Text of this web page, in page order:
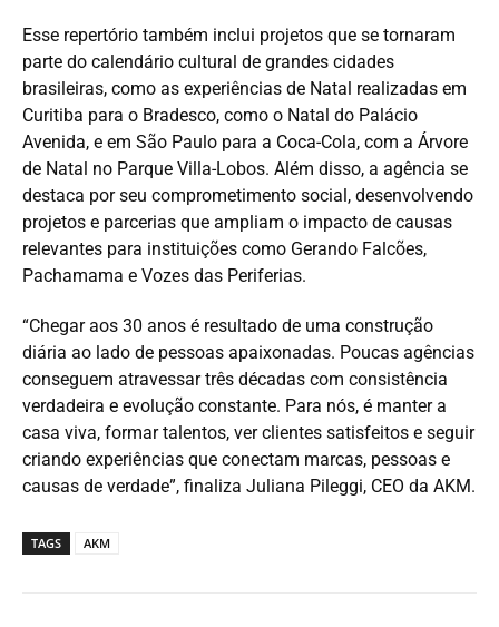
Esse repertório também inclui projetos que se tornaram
parte do calendário cultural de grandes cidades
brasileiras, como as experiências de Natal realizadas em
Curitiba para o Bradesco, como o Natal do Palácio
Avenida, e em São Paulo para a Coca-Cola, com a Árvore
de Natal no Parque Villa-Lobos. Além disso, a agência se
destaca por seu comprometimento social, desenvolvendo
projetos e parcerias que ampliam o impacto de causas
relevantes para instituições como Gerando Falcões,
Pachamama e Vozes das Periferias.
“Chegar aos 30 anos é resultado de uma construção
diária ao lado de pessoas apaixonadas. Poucas agências
conseguem atravessar três décadas com consistência
verdadeira e evolução constante. Para nós, é manter a
casa viva, formar talentos, ver clientes satisfeitos e seguir
criando experiências que conectam marcas, pessoas e
causas de verdade”, finaliza Juliana Pileggi, CEO da AKM.
TAGS AKM